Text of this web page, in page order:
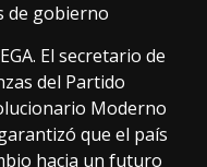
de gobierno
El secretario de
del Partido
Moderno
que el país
hacia un futuro